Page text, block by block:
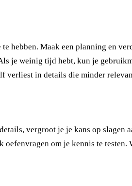
hebben. Maak een planning en
je weinig tijd hebt, kun je
verliest in details die minder
vergroot je je kans op slagen
om je kennis te testen.